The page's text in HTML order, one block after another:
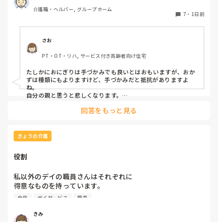
す。おかずも、おにぎり同様、手づかみでたべてもらってる
時があるのですが、難しい時は、職員が介助しています。ご
かずの手づかみは、どうかなと思うのですが、皆さんはどう
思われますか？私は、自分の母親が手づかみで食べてるのを
見たら、悲しくなります…職員さん、介助して下さいと思っ
てしまいます…
介護職・ヘルパー, グループホーム
7 ・ 1日前
さお
PT・OT・リハ, サービス付き高齢者向け住宅
たしかにおにぎりは手づかみでも良いとはおもいますが、おか
ずは種類にもよりますけど、手づかみだと抵抗がありますよ
ね。
自分の親と思うと悲しくなります。
どうなんでしょうか？とろみつけてたりするのを手づかみは抵
回答をもっと見る
きょうの介護
役割
私以外のデイの職員さんはそれぞれに
得意なものを持っています。
介助で言えば、要領よく動けたりと。
自信 デイサービス 職員
きみ